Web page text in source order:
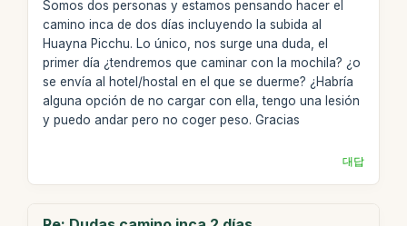
Somos dos personas y estamos pensando hacer el
camino inca de dos días incluyendo la subida al
Huayna Picchu. Lo único, nos surge una duda, el
primer día ¿tendremos que caminar con la mochila? ¿o
se envía al hotel/hostal en el que se duerme? ¿Habría
alguna opción de no cargar con ella, tengo una lesión
y puedo andar pero no coger peso. Gracias
대답